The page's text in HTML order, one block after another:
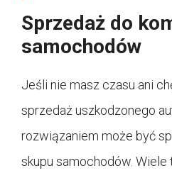
Sprzedaż do
samochodów
Jeśli nie masz czasu ani
sprzedaż uszkodzonego
rozwiązaniem może być
skupu samochodów. Wiele